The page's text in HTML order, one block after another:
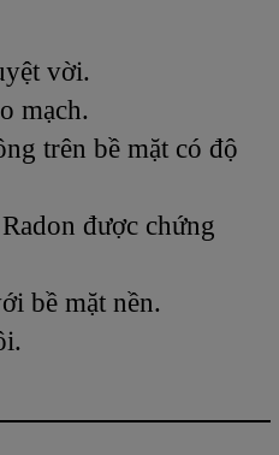
vời.
mạch.
trên bề mặt có độ
được chứng
bề mặt nền.